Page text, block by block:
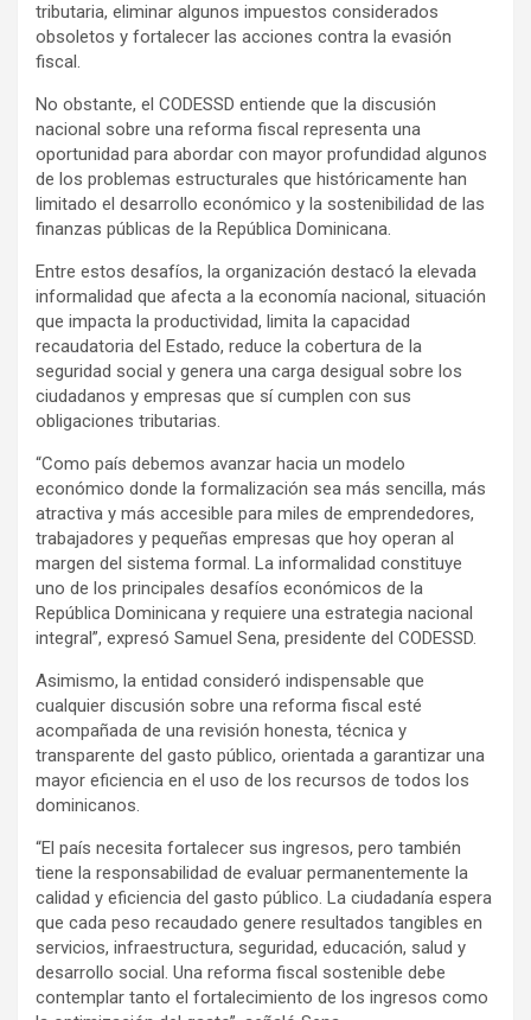
tributaria, eliminar algunos impuestos considerados
obsoletos y fortalecer las acciones contra la evasión
fiscal.
No obstante, el CODESSD entiende que la discusión
nacional sobre una reforma fiscal representa una
oportunidad para abordar con mayor profundidad algunos
de los problemas estructurales que históricamente han
limitado el desarrollo económico y la sostenibilidad de las
finanzas públicas de la República Dominicana.
Entre estos desafíos, la organización destacó la elevada
informalidad que afecta a la economía nacional, situación
que impacta la productividad, limita la capacidad
recaudatoria del Estado, reduce la cobertura de la
seguridad social y genera una carga desigual sobre los
ciudadanos y empresas que sí cumplen con sus
obligaciones tributarias.
“Como país debemos avanzar hacia un modelo
económico donde la formalización sea más sencilla, más
atractiva y más accesible para miles de emprendedores,
trabajadores y pequeñas empresas que hoy operan al
margen del sistema formal. La informalidad constituye
uno de los principales desafíos económicos de la
República Dominicana y requiere una estrategia nacional
integral”, expresó Samuel Sena, presidente del CODESSD.
Asimismo, la entidad consideró indispensable que
cualquier discusión sobre una reforma fiscal esté
acompañada de una revisión honesta, técnica y
transparente del gasto público, orientada a garantizar una
mayor eficiencia en el uso de los recursos de todos los
dominicanos.
“El país necesita fortalecer sus ingresos, pero también
tiene la responsabilidad de evaluar permanentemente la
calidad y eficiencia del gasto público. La ciudadanía espera
que cada peso recaudado genere resultados tangibles en
servicios, infraestructura, seguridad, educación, salud y
desarrollo social. Una reforma fiscal sostenible debe
contemplar tanto el fortalecimiento de los ingresos como